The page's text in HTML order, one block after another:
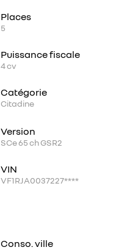
Places
5
Puissance fiscale
4cv
Catégorie
Citadine
Version
SCe 65 ch GSR2
VIN
VF1RJA0037227****
Conso. ville